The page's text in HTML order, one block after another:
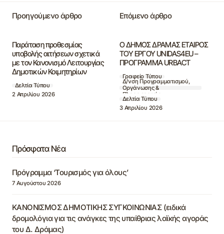
Προηγούμενο άρθρο
Παράταση προθεσμίας
υποβολής αιτήσεων σχετικά
με τον Κανονισμό Λειτουργίας
Δημοτικών Κοιμητηρίων
Δελτία Τύπου
2 Απριλίου 2026
Επόμενο άρθρο
Ο ΔΗΜΟΣ ΔΡΑΜΑΣ ΕΤΑΙΡΟΣ
ΤΟΥ ΕΡΓΟΥ UNIDAS4EU –
ΠΡΟΓΡΑΜΜΑ URBACT
Γραφείο Τύπου
Δ/νση Προγραμματισμού,
Οργάνωσης &
Πληροφορικής
Δελτία Τύπου
3 Απριλίου 2026
Πρόσφατα Νέα
Πρόγραμμα ‘Τουρισμός για όλους’
7 Αυγούστου 2026
ΚΑΝΟΝΙΣΜΟΣ ΔΗΜΟΤΙΚΗΣ ΣΥΓΚΟΙΝΩΝΙΑΣ (ειδικά
δρομολόγια για τις ανάγκες της υπαίθριας λαϊκής αγοράς
του Δ. Δράμας)